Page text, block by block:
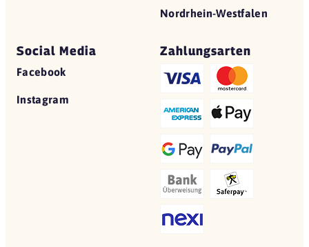
Nordrhein-Westfalen
Social Media
Facebook
Instagram
Zahlungsarten